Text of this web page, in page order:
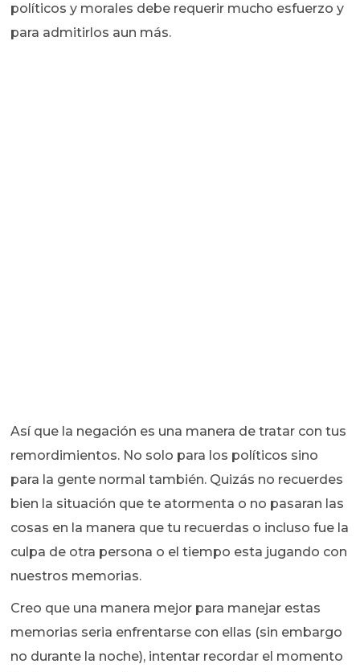
políticos y morales debe requerir mucho esfuerzo y
para admitirlos aun más.
Así que la negación es una manera de tratar con tus
remordimientos. No solo para los políticos sino
para la gente normal también. Quizás no recuerdes
bien la situación que te atormenta o no pasaran las
cosas en la manera que tu recuerdas o incluso fue la
culpa de otra persona o el tiempo esta jugando con
nuestros memorias.
Creo que una manera mejor para manejar estas
memorias seria enfrentarse con ellas (sin embargo
no durante la noche), intentar recordar el momento